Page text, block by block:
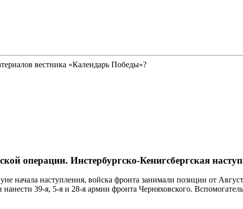
вестника «Календарь Победы»?
операции. Инстербургско-Кенигсбергская
начала наступления, войска фронта занимали позиции от
39-я, 5-я и 28-я армии фронта Черняховского.